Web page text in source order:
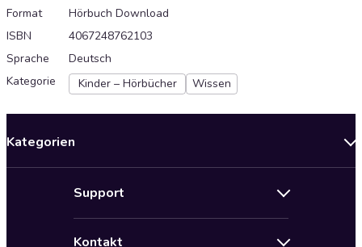
Format
Hörbuch Download
ISBN
4067248762103
Sprache
Deutsch
Kategorie
Kinder – Hörbücher Wissen
Kategorien
Support
Kontakt